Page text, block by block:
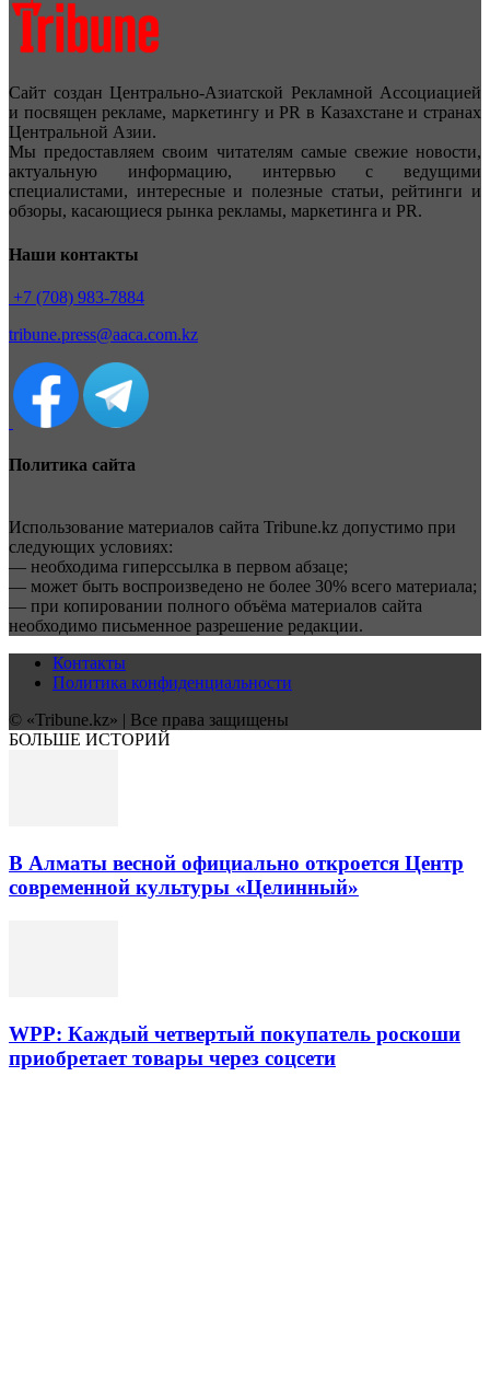
Сайт создан Центрально-Азиатской Рекламной Ассоциацией
и посвящен рекламе, маркетингу и PR в Казахстане и странах
Центральной Азии.
Мы предоставляем своим читателям самые свежие новости,
актуальную информацию, интервью с ведущими
специалистами, интересные и полезные статьи, рейтинги и
обзоры, касающиеся рынка рекламы, маркетинга и PR.
Наши контакты
+7 (708) 983-7884
tribune.press@aaca.com.kz
Политика сайта
Использование материалов сайта Tribune.kz допустимо при
следующих условиях:
— необходима гиперссылка в первом абзаце;
— может быть воспроизведено не более 30% всего материала;
— при копировании полного объёма материалов сайта
необходимо письменное разрешение редакции.
Контакты
Политика конфиденциальности
© «Tribune.kz» | Все права защищены
БОЛЬШЕ ИСТОРИЙ
В Алматы весной официально откроется Центр
современной культуры «Целинный»
WPP: Каждый четвертый покупатель роскоши
приобретает товары через соцсети